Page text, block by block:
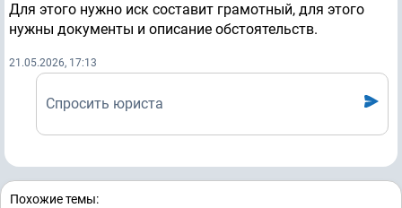
Для этого нужно иск составит грамотный, для этого
нужны документы и описание обстоятельств.
21.05.2026, 17:13
Спросить юриста
Похожие темы: